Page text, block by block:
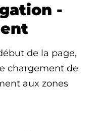
-
de la page,
chargement de
aux zones